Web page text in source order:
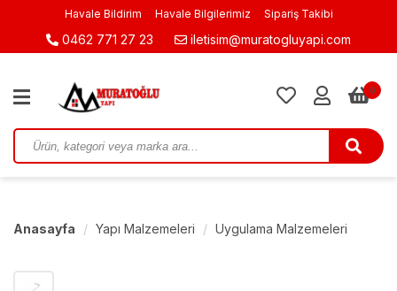
Havale Bildirim Havale Bilgilerimiz Sipariş Takibi
0462 771 27 23 iletisim@muratogluyapi.com
0
Anasayfa Yapı Malzemeleri Uygulama Malzemeleri